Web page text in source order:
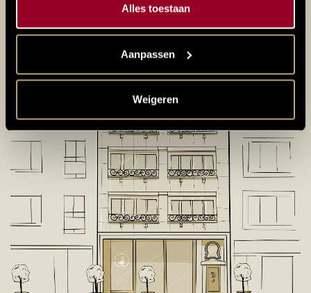
Alles toestaan
Aanpassen
Weigeren